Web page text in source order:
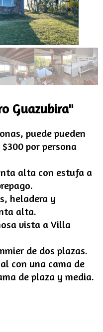
Guazubira"
puede pueden
por persona
alta con estufa a
heladera y
alta.
vista a Villa
de dos plazas.
con una cama de
de plaza y media.